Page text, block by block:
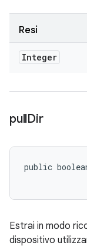
Resi
Integer
pullDir
public
Estrai in modo
dispositivo